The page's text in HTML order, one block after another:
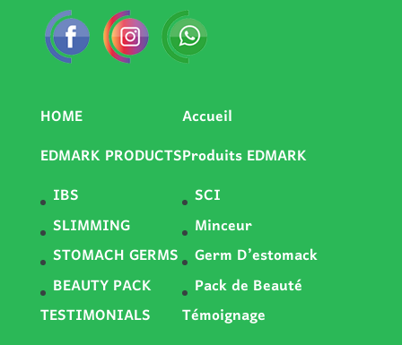
HOME
EDMARK PRODUCTS
IBS
SLIMMING
STOMACH GERMS
BEAUTY PACK
TESTIMONIALS
Accueil
Produits EDMARK
SCI
Minceur
Germ D’estomack
Pack de Beauté
Témoignage